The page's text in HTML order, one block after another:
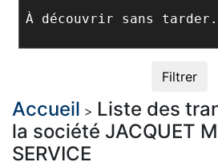
À découvrir sans tarder.
Filtrer
Accueil > Liste des
la société JACQUET
SERVICE